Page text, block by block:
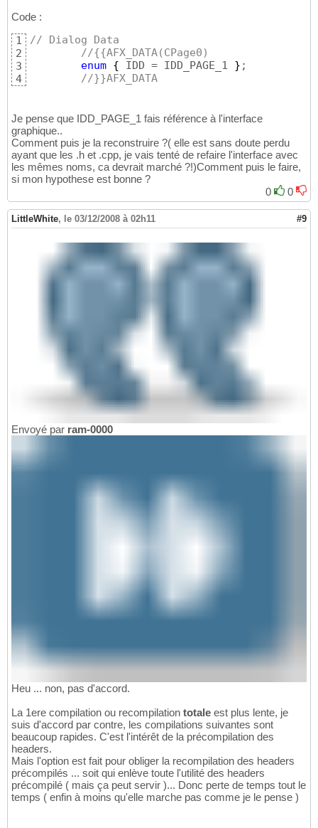
Code :
1
2
3
4
// Dialog Data
//{{AFX_DATA(CPage0)
enum { IDD = IDD_PAGE_1 } ;
//}}AFX_DATA
Je pense que IDD_PAGE_1 fais référence à l'interface
graphique..
Comment puis je la reconstruire ?( elle est sans doute perdu
ayant que les .h et .cpp, je vais tenté de refaire l'interface avec
les mêmes noms, ca devrait marché ?!)Comment puis le faire,
si mon hypothese est bonne ?
0
0
LittleWhite, le 03/12/2008 à 02h11 #9
Envoyé par ram-0000
Heu ... non, pas d'accord.
La 1ere compilation ou recompilation totale est plus lente, je
suis d'accord par contre, les compilations suivantes sont
beaucoup rapides. C'est l'intérêt de la précompilation des
headers.
Mais l'option est fait pour obliger la recompilation des headers
précompilés ... soit qui enlève toute l'utilité des headers
précompilé ( mais ça peut servir )... Donc perte de temps tout le
temps ( enfin à moins qu'elle marche pas comme je le pense )